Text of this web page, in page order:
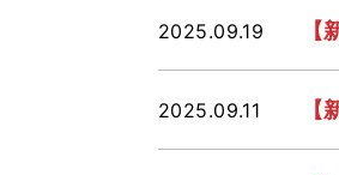
2025.09.19
2025.09.11